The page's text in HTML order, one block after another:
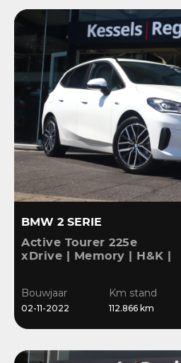
BMW 2 SERIE
Active Tourer 225e
xDrive | Memory | H&K |
| Blis | 18”
Bouwjaar
02-11-2022
Km stand
112.866 km